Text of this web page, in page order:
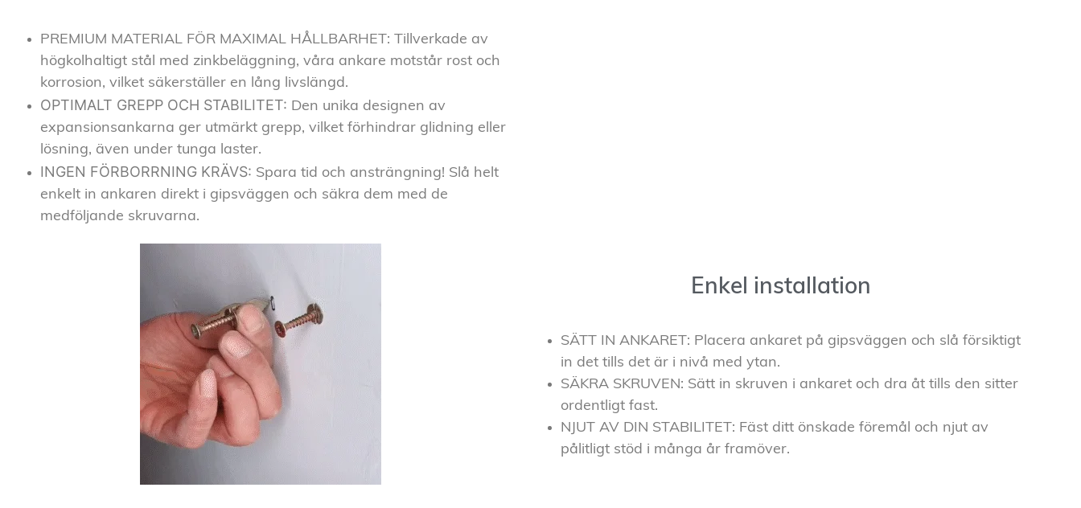
PREMIUM MATERIAL FÖR MAXIMAL HÅLLBARHET: Tillverkade av
högkolhaltigt stål med zinkbeläggning, våra ankare motstår rost och
korrosion, vilket säkerställer en lång livslängd.
OPTIMALT GREPP OCH STABILITET: Den unika designen av
expansionsankarna ger utmärkt grepp, vilket förhindrar glidning eller
lösning, även under tunga laster.
INGEN FÖRBORRNING KRÄVS: Spara tid och ansträngning! Slå helt
enkelt in ankaren direkt i gipsväggen och säkra dem med de
medföljande skruvarna.
Enkel installation
SÄTT IN ANKARET: Placera ankaret på gipsväggen och slå försiktigt
in det tills det är i nivå med ytan.
SÄKRA SKRUVEN: Sätt in skruven i ankaret och dra åt tills den sitter
ordentligt fast.
NJUT AV DIN STABILITET: Fäst ditt önskade föremål och njut av
pålitligt stöd i många år framöver.